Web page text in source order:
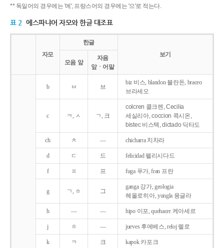
** 독일어의 경우에는 '에', 프랑스어의 경우에는 '으'로 적는다.
표 2 에스파냐어 자모와 한글 대조표
자모
한글
보기
모음 앞
자음
앞ㆍ어말
b ㅂ 브
biz 비스, blandon 블란돈, braceo
브라세오
c ㅋ, ㅅ ㄱ, 크
colcren 콜크렌, Cecilia
세실리아, coccion 콕시온,
bistec 비스텍, dictado 딕타도
ch ㅊ ― chicharra 치차라
d ㄷ 드 felicidad 펠리시다드
f ㅍ 프 fuga 푸가, fran 프란
g ㄱ, ㅎ 그
ganga 강가, geologia
헤올로히아, yungla 융글라
h ― ― hipo 이포, quehacer 케아세르
j ㅎ ― jueves 후에베스, reloj 렐로
k ㅋ 크 kapok 카포크